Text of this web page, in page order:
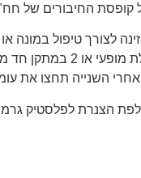
לצורך טיפול במונה
הצנרת לפלסטיק